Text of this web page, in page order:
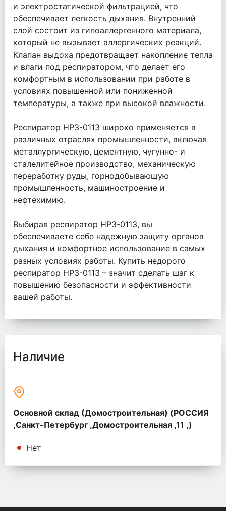
и электростатической фильтрацией, что
обеспечивает легкость дыхания. Внутренний
слой состоит из гипоаллергенного материала,
который не вызывает аллергических реакций.
Клапан выдоха предотвращает накопление тепла
и влаги под респиратором, что делает его
комфортным в использовании при работе в
условиях повышенной или пониженной
температуры, а также при высокой влажности.
Респиратор НРЗ-0113 широко применяется в
различных отраслях промышленности, включая
металлургическую, цементную, чугунно- и
сталелитейное производство, механическую
переработку руды, горнодобывающую
промышленность, машиностроение и
нефтехимию.
Выбирая респиратор НРЗ-0113, вы
обеспечиваете себе надежную защиту органов
дыхания и комфортное использование в самых
разных условиях работы. Купить недорого
респиратор НРЗ-0113 – значит сделать шаг к
повышению безопасности и эффективности
вашей работы.
Наличие
Основной склад (Домостроительная) (РОССИЯ
,Санкт-Петербург ,Домостроительная ,11 ,)
Нет